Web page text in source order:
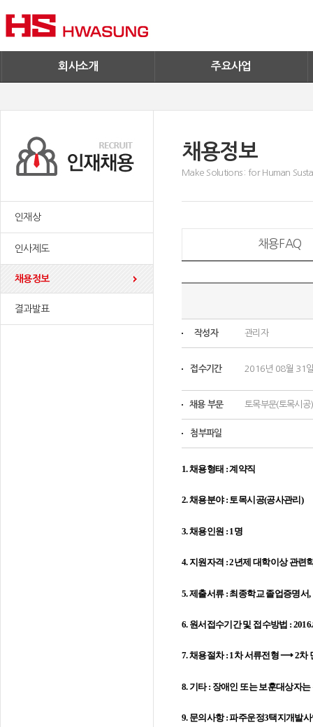
회사소개
기업IR
주요사업
인재상
인사제도
채용정보
결과발표
채용정보
Make Solutions : for Human
채용FAQ
작성자 관리자
접수기간 2016년 08월 31
채용 부문 토목부문(토목시공)
첨부파일
1. 채용형태 : 계약직
2. 채용분야 : 토목시공(공사관리)
3. 채용인원 : 1명
4. 지원자격 : 2년제 대학이상 관련
5. 제출서류 : 최종학교 졸업증명
6. 원서접수기간 및 접수방법 :
7. 채용절차 : 1차 서류전형 ⟶ 2
8. 기타 : 장애인 또는 보훈대상자
9. 문의사항 : 파주운정3택지개발